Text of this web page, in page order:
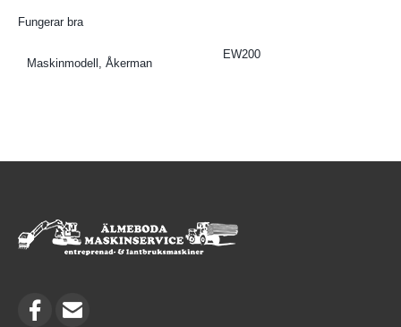
Fungerar bra
Maskinmodell, Åkerman
EW200